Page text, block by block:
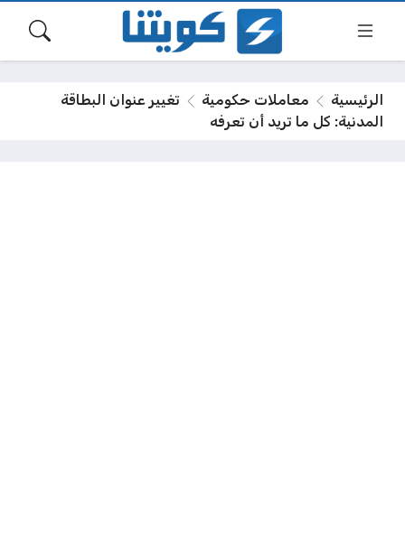
الرئيسية معاملات حكومية
تغيير عنوان البطاقة
المدنية: كل ما تريد أن تعرفه